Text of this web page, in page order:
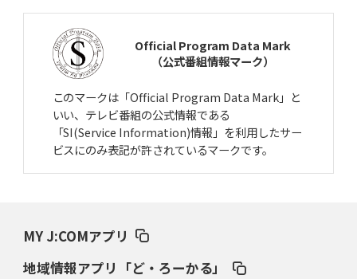
Official Program Data Mark
（公式番組情報マーク）
このマークは「Official Program Data Mark」と
いい、テレビ番組の公式情報である
「SI(Service Information)情報」を利用したサー
ビスにのみ表記が許されているマークです。
MY J:COMアプリ
地域情報アプリ「ど・ろーかる」